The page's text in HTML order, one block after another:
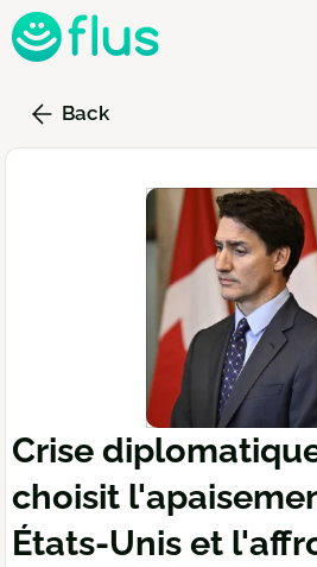
Skip
to
contentBack
Crise
choisit
États-Unis et